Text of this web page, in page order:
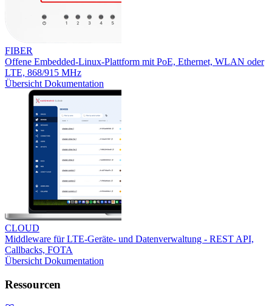
FIBER
Offene Embedded-Linux-Plattform mit PoE, Ethernet, WLAN oder
LTE, 868/915 MHz
Übersicht Dokumentation
CLOUD
Middleware für LTE-Geräte- und Datenverwaltung - REST API,
Callbacks, FOTA
Übersicht Dokumentation
Ressourcen